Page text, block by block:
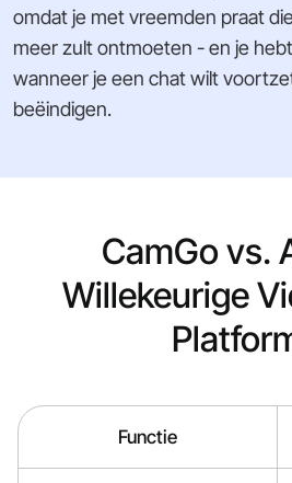
omdat je met vreemden praat
meer zult ontmoeten - en je
wanneer je een chat wilt
beëindigen.
CamGo vs.
Willekeurige
Functie